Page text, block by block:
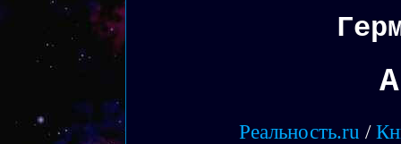
Реальность.ru /